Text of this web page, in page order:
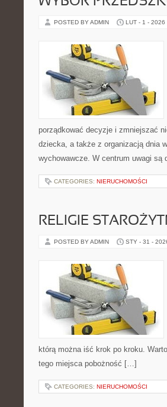
POSTED BY ADMIN LUT - 1 - 2026
porządkować decyzje i zmniejszać
dziecka, a także z organizacją dnia
wychowawcze. W centrum uwagi
CATEGORIES: NIERUCHOMOŚCI
RELIGIE
POSTED BY ADMIN STY - 31 -
którą można iść krok po kroku.
tego miejsca pobożność […]
CATEGORIES: NIERUCHOMOŚCI